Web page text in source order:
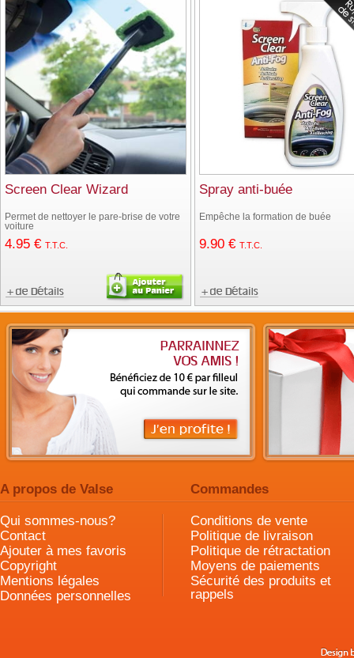
Screen Clear Wizard
Permet de nettoyer le pare-brise de votre
voiture
4.95 € T.T.C.
Spray anti-buée
Empêche la formation de buée
9.90 € T.T.C.
A propos de Valse Commandes
Qui sommes-nous?
Contact
Ajouter à mes favoris
Copyright
Mentions légales
Données personnelles
Conditions de vente
Politique de livraison
Politique de rétractation
Moyens de paiements
Sécurité des produits et
rappels